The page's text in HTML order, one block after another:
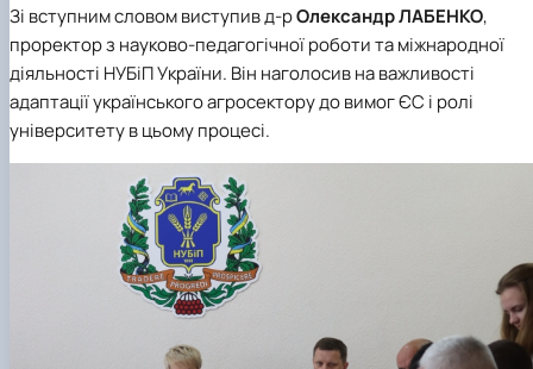
Зі вступним словом виступив д-рОлександрЛАБЕНКО,
проректор з науково-педагогічної роботи та міжнародної
діяльності НУБіП України. Він наголосив на важливості
адаптації українського агросектору до вимог ЄС і ролі
університету в цьому процесі.